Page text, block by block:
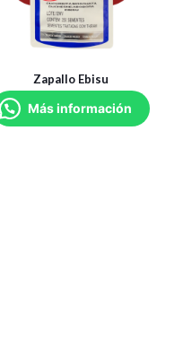
Zapallo Ebisu
Más información